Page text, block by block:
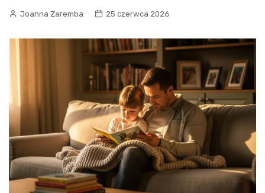
Joanna Zaremba 25 czerwca 2026